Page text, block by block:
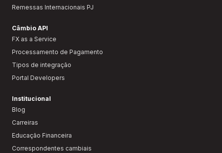
Remessas Internacionais PJ
Câmbio API
FX as a Service
Processamento de Pagamento
Tipos de integração
Portal Developers
Institucional
Blog
Carreiras
Educação Financeira
Correspondentes cambiais